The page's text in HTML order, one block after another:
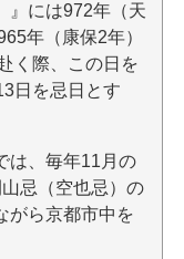
』には972年（天
年（康保2年）
く際、この日を
日を忌日とす
は、毎年11月の
忌（空也忌）の
がら京都市中を